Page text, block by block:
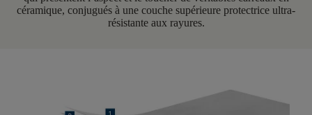
céramique, conjugués à une couche supérieure protectrice ultra-
résistante aux rayures.